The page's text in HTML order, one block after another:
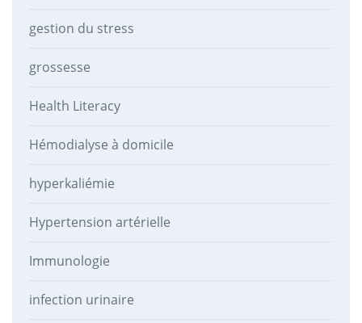
gestion du stress
grossesse
Health Literacy
Hémodialyse à domicile
hyperkaliémie
Hypertension artérielle
Immunologie
infection urinaire